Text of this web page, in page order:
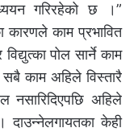
गरिरहेको छ ।”
कारणले काम प्रभावित
पोल सार्ने काम
काम अहिले विस्तारै
नसारिदिएपछि अहिले
दाउन्नेलगायतका केही